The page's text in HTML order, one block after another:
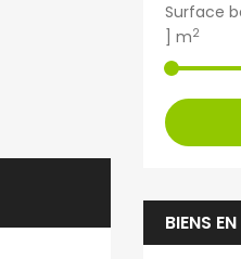
Surface
] m2
BIENS